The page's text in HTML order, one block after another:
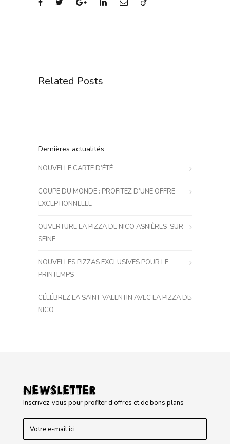
Related Posts
Dernières actualités
NOUVELLE CARTE D’ÉTÉ
COUPE DU MONDE : PROFITEZ D’UNE OFFRE
EXCEPTIONNELLE
OUVERTURE LA PIZZA DE NICO ASNIÈRES-SUR-
SEINE
NOUVELLES PIZZAS EXCLUSIVES POUR LE
PRINTEMPS
CÉLÉBREZ LA SAINT-VALENTIN AVEC LA PIZZA DE
NICO
NEWSLETTER
Inscrivez-vous pour profiter d’offres et de bons plans